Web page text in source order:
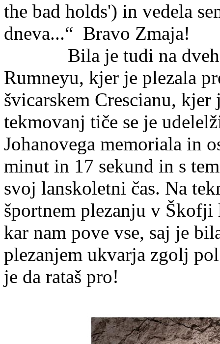
the bad holds') in vedela
dneva...“ Bravo Zmaja!
Bila je tudi na dveh
Rumneyu, kjer je plezala
švicarskem Crescianu,
tekmovanj tiče se je
Johanovega memoriala in
minut in 17 sekund in s
svoj lanskoletni čas. Na
športnem plezanju v
kar nam pove vse, saj je
plezanjem ukvarja zgolj
je da rataš pro!